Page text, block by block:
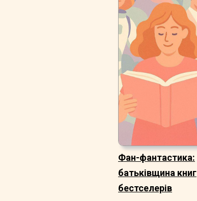
Фан-фантастика:
батьківщина книг
бестселерів